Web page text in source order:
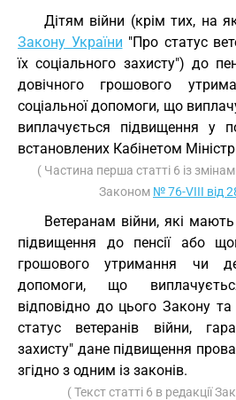
Дітям війни (крім тих, на
Закону України "Про статус
їх соціального захисту") до
довічного грошового
соціальної допомоги, що
виплачується підвищення у
встановлених Кабінетом
( Частина перша статті 6 із
Законом № 76-VIII від
Ветеранам війни, які
підвищення до пенсії або
грошового утримання чи
допомоги, що
відповідно до цього Закону та
статус ветеранів війни,
захисту" дане підвищення
згідно з одним із законів.
( Текст статті 6 в редакції